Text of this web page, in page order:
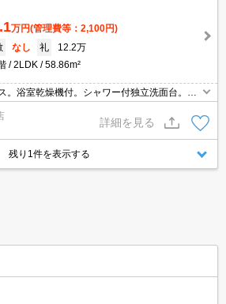
万円(管理費等：2,100円)
なし 礼
12.2万
2LDK 58.86m²
。浴室乾燥機付。シャワー付独立洗面台。温
ニターホン有。防犯カメラあり。
詳細を見る
残り1件を表示する